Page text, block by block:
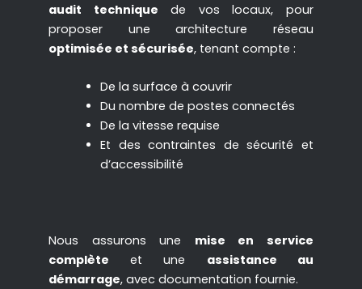
audit technique de vos locaux, pour
proposer une architecture réseau
optimisée et sécurisée, tenant compte :
De la surface à couvrir
Du nombre de postes connectés
De la vitesse requise
Et des contraintes de sécurité et
d’accessibilité
Nous assurons une mise en service
complète et une assistance au
démarrage, avec documentation fournie.